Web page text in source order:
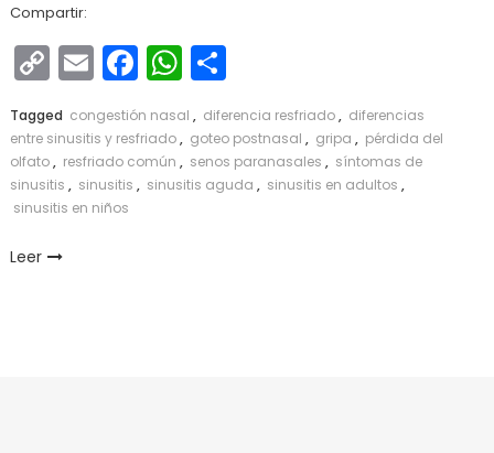
Compartir:
Copy
Link
EmailFacebook
WhatsApp
Compartir
Tagged congestión nasal , diferencia resfriado, diferencias
entre sinusitis y resfriado, goteo postnasal , gripa , pérdida del
olfato, resfriado común , senos paranasales , síntomas de
sinusitis , sinusitis , sinusitis aguda , sinusitis en adultos ,
sinusitis en niños
Leer